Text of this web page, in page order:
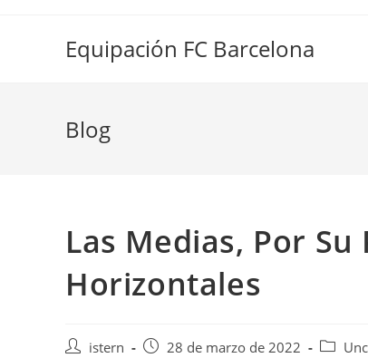
Equipación FC Barcelona
Blog
Las Medias, Por
Horizontales
Autoristern
Publicación
28 de marzo de 2022